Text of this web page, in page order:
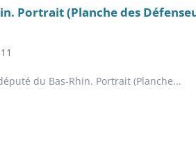
Portrait (Planche des
du Bas-Rhin. Portrait (Planche...